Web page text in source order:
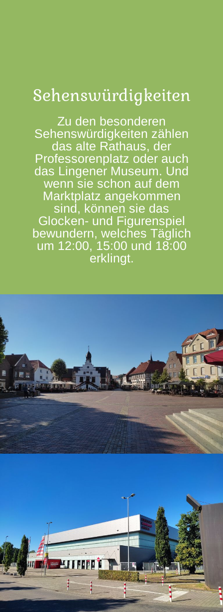
Sehenswürdigkeiten
Zu den besonderen
Sehenswürdigkeiten zählen
das alte Rathaus, der
Professorenplatz oder auch
das Lingener Museum. Und
wenn sie schon auf dem
Marktplatz angekommen
sind, können sie das
Glocken- und Figurenspiel
bewundern, welches Täglich
um 12:00, 15:00 und 18:00
erklingt.